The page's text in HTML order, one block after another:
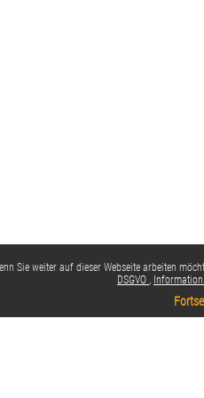
Sie weiter auf dieser Webseite arbeiten
DSGVO